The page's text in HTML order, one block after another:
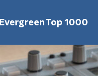
Evergreen Top 1000